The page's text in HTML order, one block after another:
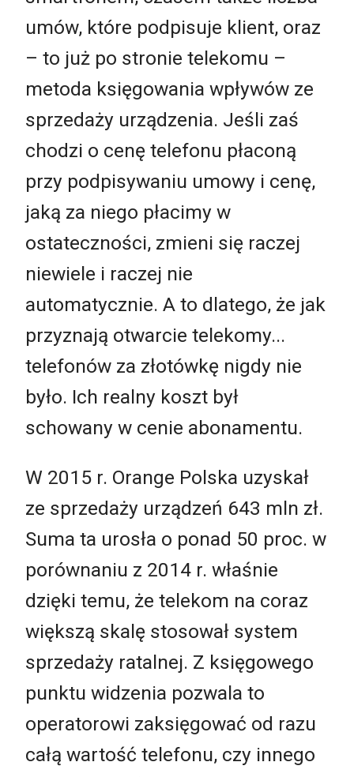
umów, które podpisuje klient, oraz
– to już po stronie telekomu –
metoda księgowania wpływów ze
sprzedaży urządzenia. Jeśli zaś
chodzi o cenę telefonu płaconą
przy podpisywaniu umowy i cenę,
jaką za niego płacimy w
ostateczności, zmieni się raczej
niewiele i raczej nie
automatycznie. A to dlatego, że jak
przyznają otwarcie telekomy...
telefonów za złotówkę nigdy nie
było. Ich realny koszt był
schowany w cenie abonamentu.
W 2015 r. Orange Polska uzyskał
ze sprzedaży urządzeń 643 mln zł.
Suma ta urosła o ponad 50 proc. w
porównaniu z 2014 r. właśnie
dzięki temu, że telekom na coraz
większą skalę stosował system
sprzedaży ratalnej. Z księgowego
punktu widzenia pozwala to
operatorowi zaksięgować od razu
całą wartość telefonu, czy innego